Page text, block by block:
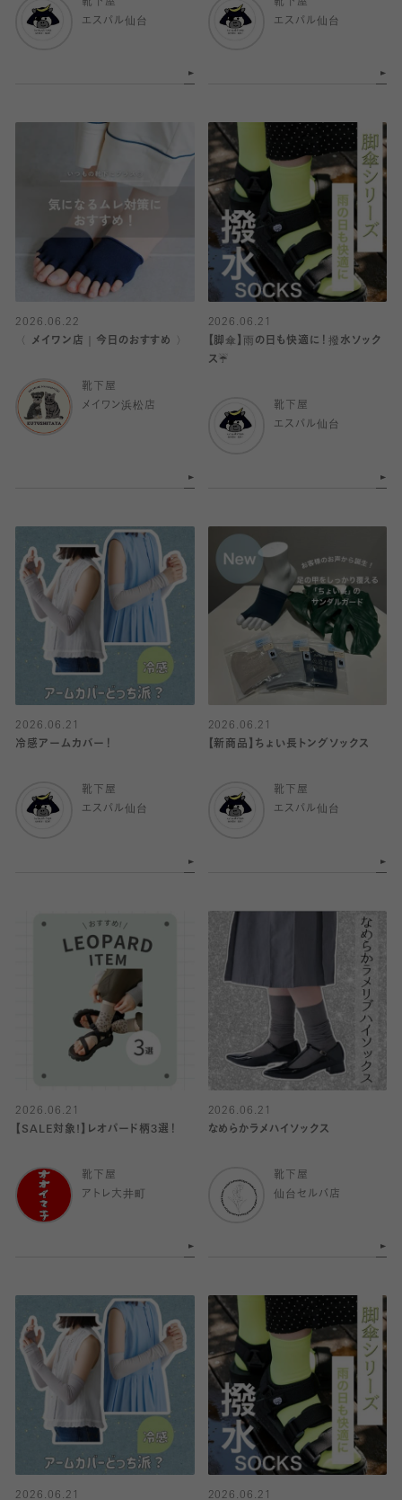
靴下屋
エスパル仙台
靴下屋
エスパル仙台
2026.06.22
〈 メイワン店｜今日のおすすめ 〉
靴下屋
メイワン浜松店
2026.06.21
【脚傘】雨の日も快適に！撥水ソック
ス☔️
靴下屋
エスパル仙台
2026.06.21
冷感アームカバー！
靴下屋
エスパル仙台
2026.06.21
【新商品】ちょい長トングソックス
靴下屋
エスパル仙台
2026.06.21
【SALE対象!】レオパード柄3選！
靴下屋
アトレ大井町
2026.06.21
なめらかラメハイソックス
靴下屋
仙台セルバ店
2026.06.21 2026.06.21